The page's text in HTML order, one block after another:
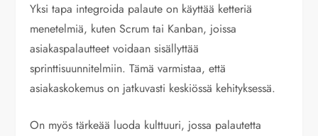
Yksi tapa integroida palaute on käyttää ketteriä
menetelmiä, kuten Scrum tai Kanban, joissa
asiakaspalautteet voidaan sisällyttää
sprinttisuunnitelmiin. Tämä varmistaa, että
asiakaskokemus on jatkuvasti keskiössä kehityksessä.
On myös tärkeää luoda kulttuuri, jossa palautetta